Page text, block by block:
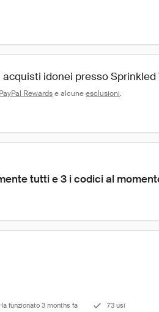
acquisti idonei presso Sprinkled
Rewards e alcune esclusioni.
tutti e 3 i codici al
funzionato 3 months fa 73 usi